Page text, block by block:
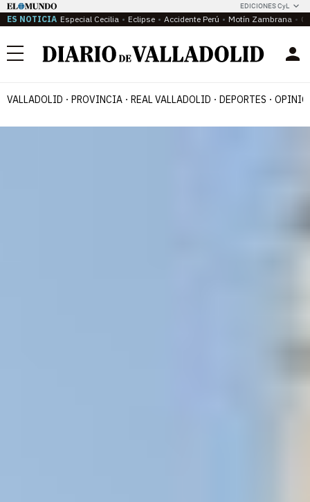
EDICIONES CyL
ES NOTICIA Especial Cecilia Eclipse Accidente Perú Motín Zambrana
Menú
VALLADOLID PROVINCIA REAL VALLADOLID DEPORTES